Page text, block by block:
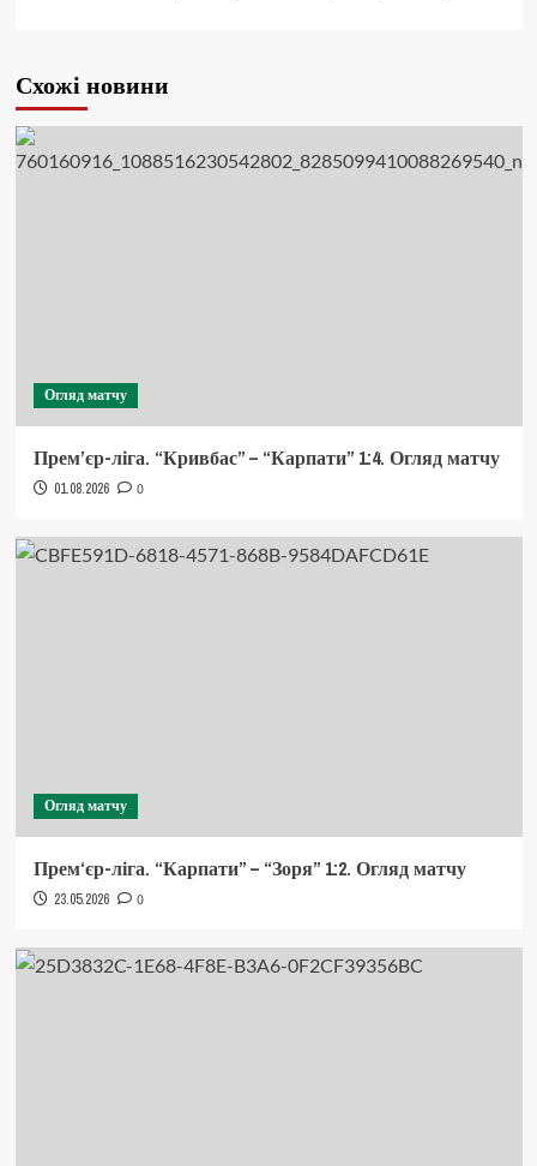
Схожі новини
Огляд матчу
Прем’єр-ліга. “Кривбас” – “Карпати” 1:4. Огляд матчу
01.08.2026 0
Огляд матчу
Прем‘єр-ліга. “Карпати” – “Зоря” 1:2. Огляд матчу
23.05.2026 0